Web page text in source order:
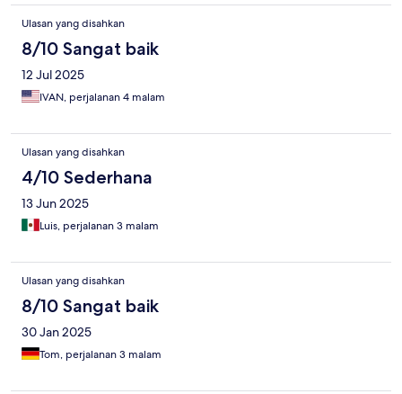
Ulasan yang disahkan
8/10 Sangat baik
12 Jul 2025
IVAN, perjalanan 4 malam
Ulasan yang disahkan
4/10 Sederhana
13 Jun 2025
Luis, perjalanan 3 malam
Ulasan yang disahkan
8/10 Sangat baik
30 Jan 2025
Tom, perjalanan 3 malam